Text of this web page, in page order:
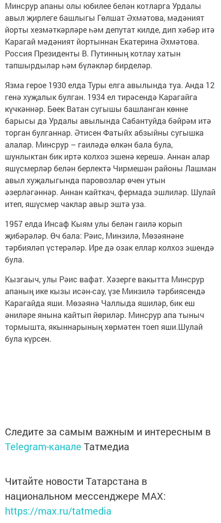
Минсрур апаны олы юбилее белән котларга Урдалы
авыл җирлеге башлыгы Гөлшат Әхмәтова, мәдәният
йорты хезмәткәрләре һәм депутат килде, дип хәбәр итә
Карагай мәдәният йортыннан Екатерина Әхмәтова.
Россия Президенты В. Путинның котлау хатын
тапшырдылар һәм бүләкләр бирделәр.
Язма герое 1930 елда Туры елга авылында туа. Анда 12
генә хуҗалык булган. 1934 ел тирәсендә Карагайга
күчкәннәр. Бөек Ватан сугышы башланган көнне
барысы да Урдалы авылында Сабантуйда бәйрәм итә
торган булганнар. Әтисен Фатыйх абзыйны сугышка
алалар. Минсрур – гаиләдә өлкән бала була,
шунлыктан бик иртә колхоз эшенә керешә. Аннан алар
яшүсмерләр белән берлектә Чирмешән районы Лашман
авыл хуҗалыгында паровозлар өчен утын
әзерләгәннәр. Аннан кайткач, фермада эшлиләр. Шулай
итеп, яшүсмер чаклар авыр эштә уза.
1957 елда Инсаф Кыям улы белән гаилә корып
җибәрәләр. Өч бала: Рәис, Минзилә, Мөзәянәне
тәрбияләп үстерәләр. Ире дә озак еллар колхоз эшендә
була.
Кызгаыч, улы Рәис вафат. Хәзерге вакытта Минсрур
апаның ике кызы исән-сау, үзе Минзилә тәрбиясендә
Карагайда яши. Мөзәянә Чаллыда яшиләр, бик еш
әниләре янына кайтып йөриләр. Минсрур апа тыныч
тормышта, якыннарының хөрмәтен тоеп яши.Шулай
була күрсен.
Следите за самым важным и интересным в
Telegram-канале Татмедиа
Читайте новости Татарстана в
национальном мессенджере MАХ:
https://max.ru/tatmedia